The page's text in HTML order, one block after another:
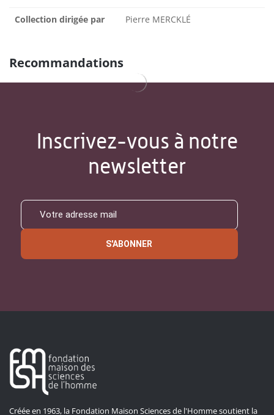
Collection dirigée par Pierre MERCKLÉ
Recommandations
Inscrivez-vous à notre
newsletter
S'ABONNER
Créée en 1963, la Fondation Maison Sciences de l'Homme soutient la